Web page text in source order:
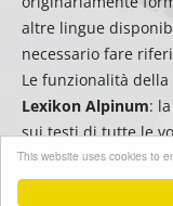
This website uses cookies to
altre lingue
necessario fare
Le funzionalità
Lexikon Alpinum:
sui testi di tutte le
ordinata
o cercare